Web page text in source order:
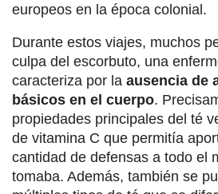
europeos en la época colonial.
Durante estos viajes, muchos
culpa del escorbuto, una
caracteriza por la ausencia de
básicos en el cuerpo.
propiedades principales del té
de vitamina C que permitía
cantidad de defensas a todo el
tomaba. Además, también se